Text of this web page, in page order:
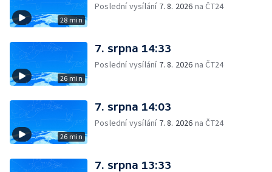
28 min
Poslední vysílání 7. 8. 2026 na ČT24
26 min
7. srpna 14:33
Poslední vysílání 7. 8. 2026 na ČT24
26 min
7. srpna 14:03
Poslední vysílání 7. 8. 2026 na ČT24
7. srpna 13:33